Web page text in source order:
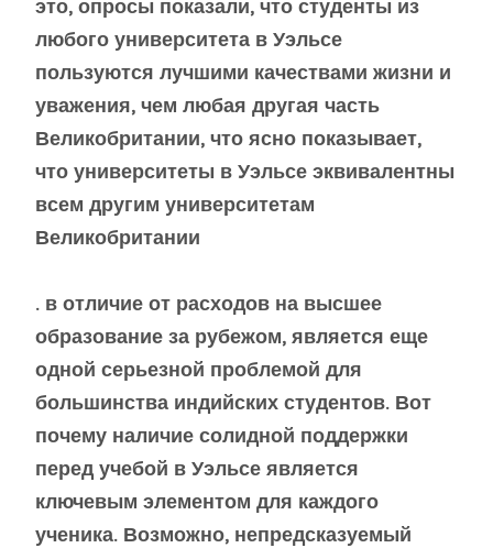
это, опросы показали, что студенты из
любого университета в Уэльсе
пользуются лучшими качествами жизни и
уважения, чем любая другая часть
Великобритании, что ясно показывает,
что университеты в Уэльсе эквивалентны
всем другим университетам
Великобритании
. в отличие от расходов на высшее
образование за рубежом, является еще
одной серьезной проблемой для
большинства индийских студентов. Вот
почему наличие солидной поддержки
перед учебой в Уэльсе является
ключевым элементом для каждого
ученика. Возможно, непредсказуемый